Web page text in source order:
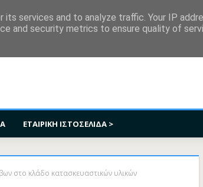
ΕΤΑΙΡΙΚΗ ΙΣΤΟΣΕΛΙΔΑ >
στο κλάδο κατασκευαστικών υλικών
services and to analyze traffic. Your IP
and security metrics to ensure quality of